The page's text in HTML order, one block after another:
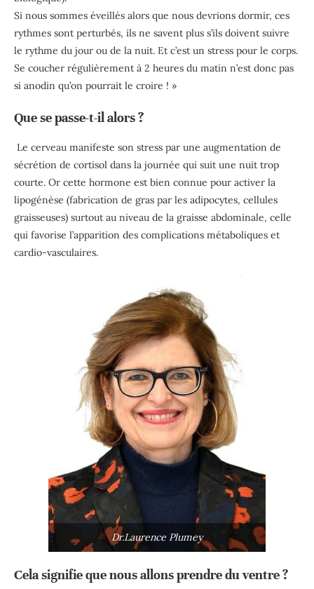
Si nous sommes éveillés alors que nous devrions dormir, ces
rythmes sont perturbés, ils ne savent plus s’ils doivent suivre
le rythme du jour ou de la nuit. Et c’est un stress pour le corps.
Se coucher régulièrement à 2 heures du matin n’est donc pas
si anodin qu’on pourrait le croire ! »
Que se passe-t-il alors ?
Le cerveau manifeste son stress par une augmentation de
sécrétion de cortisol dans la journée qui suit une nuit trop
courte. Or cette hormone est bien connue pour activer la
lipogénèse (fabrication de gras par les adipocytes, cellules
graisseuses) surtout au niveau de la graisse abdominale, celle
qui favorise l’apparition des complications métaboliques et
cardio-vasculaires.
Dr.Laurence Plumey
Cela signifie que nous allons prendre du ventre ?